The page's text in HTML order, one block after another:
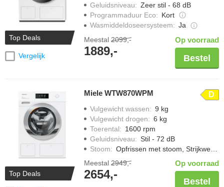
Top Deals
Vergelijk
Geluidsniveau: Zeer stil - 68 dB
Programmaduur Eco: Kort
Wasmiddeldoseersysteem: Ja
Meestal 2099,-
1889,-
Op voorraad
Bestel
Top Deals
Miele WTW870WPM D
Vulgewicht wassen: 9 kg
Vulgewicht drogen: 6 kg
Toerental: 1600 rpm
Geluidsniveau: Stil - 72 dB
Stoom: Opfrissen met stoom, Strijkwerk verminderen
Meestal 2949,-
2654,-
Op voorraad
Bestel